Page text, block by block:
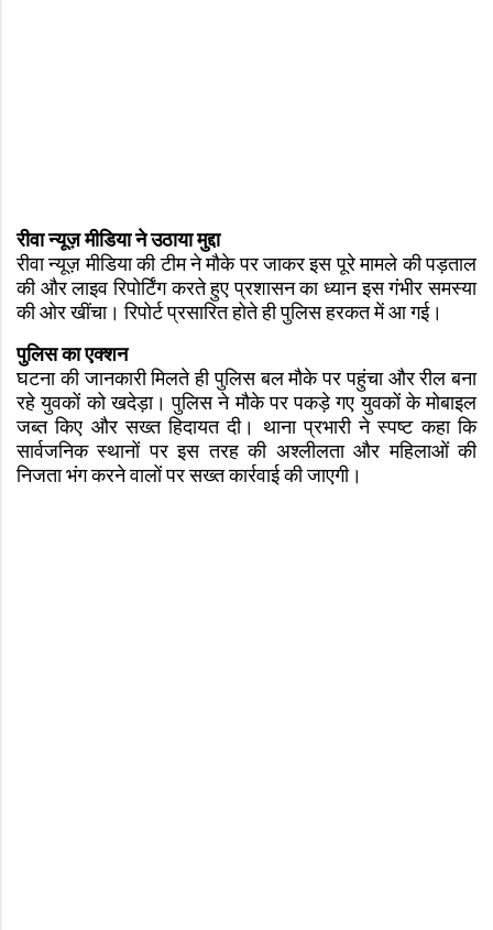
रीवा न्यूज़ मीडिया ने उठाया मुद्दा
रीवा न्यूज़ मीडिया की टीम ने मौके पर जाकर इस पूरे मामले की पड़ताल
की और लाइव रिपोर्टिंग करते हुए प्रशासन का ध्यान इस गंभीर समस्या
की ओर खींचा। रिपोर्ट प्रसारित होते ही पुलिस हरकत में आ गई।
पुलिस का एक्शन
घटना की जानकारी मिलते ही पुलिस बल मौके पर पहुंचा और रील बना
रहे युवकों को खदेड़ा। पुलिस ने मौके पर पकड़े गए युवकों के मोबाइल
जब्त किए और सख्त हिदायत दी। थाना प्रभारी ने स्पष्ट कहा कि
सार्वजनिक स्थानों पर इस तरह की अश्लीलता और महिलाओं की
निजता भंग करने वालों पर सख्त कार्रवाई की जाएगी।